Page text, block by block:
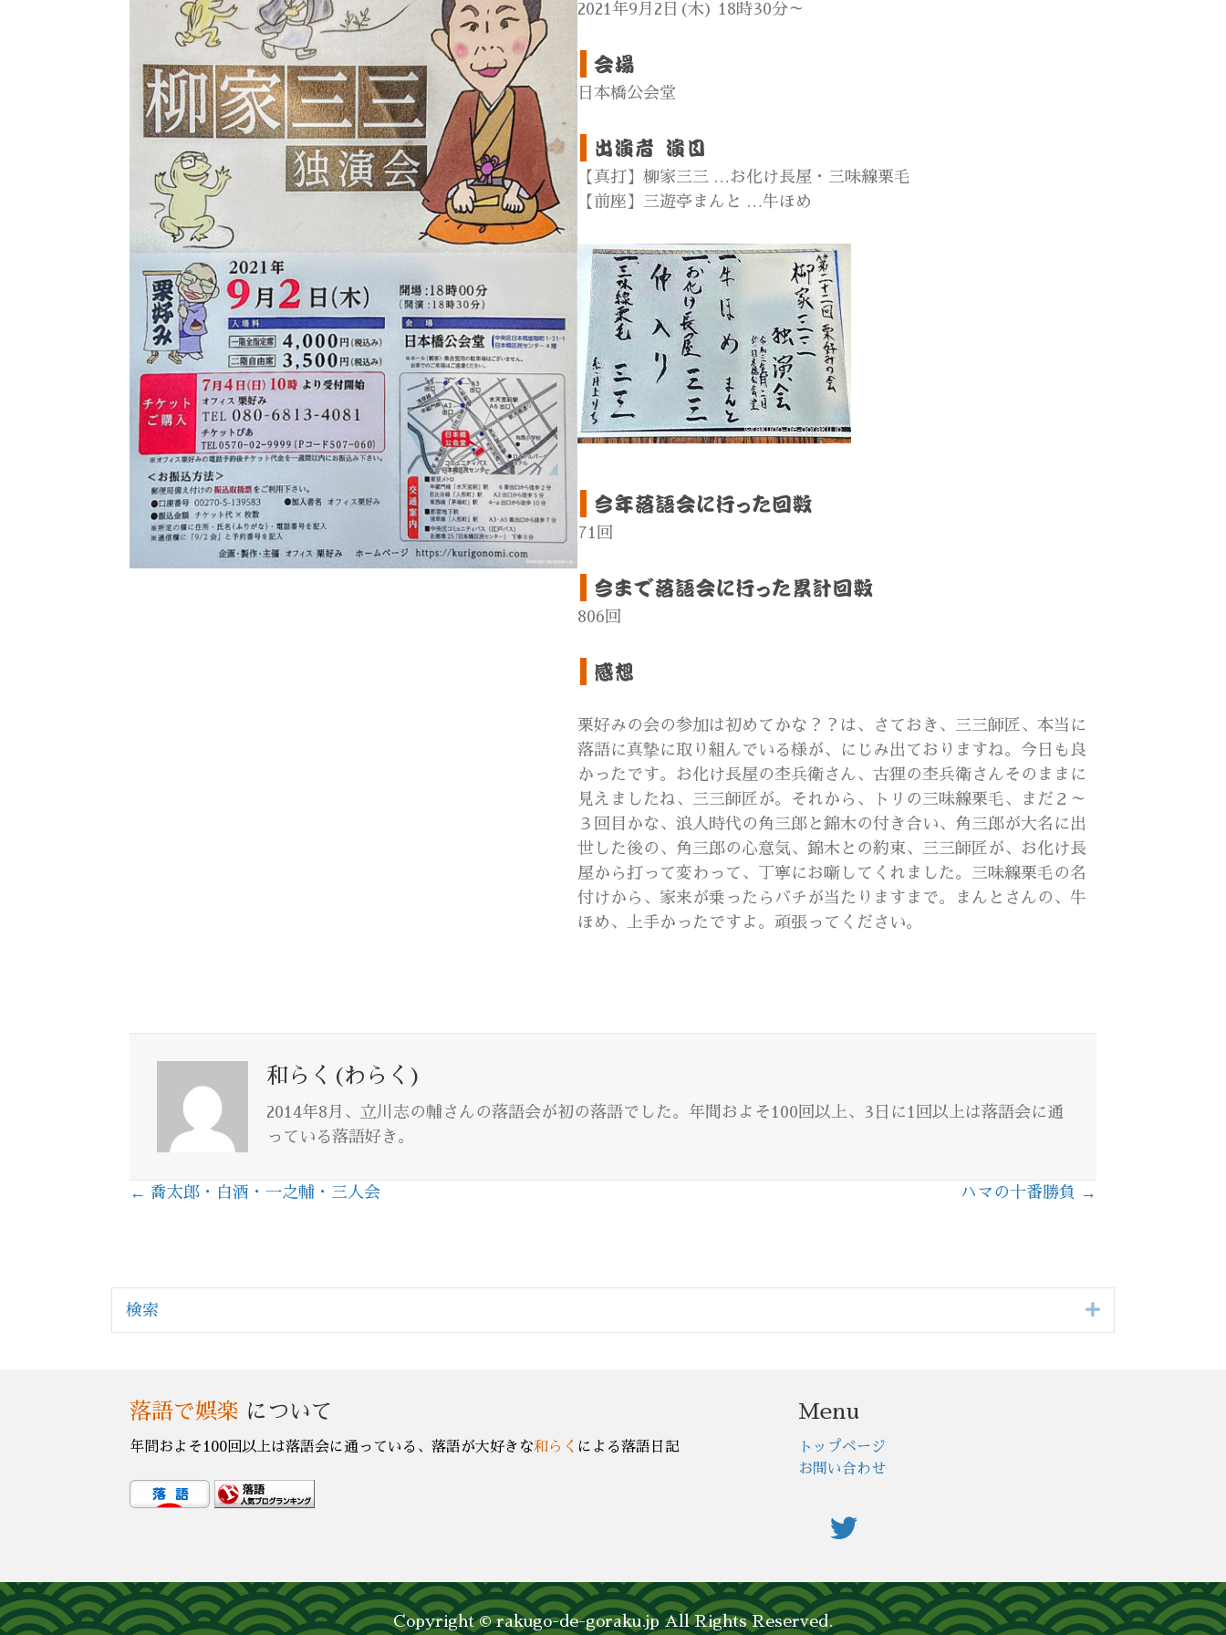
2021年9月2日(木) 18時30分～
日本橋公会堂
【真打】柳家三三 …お化け長屋・三味線栗毛
【前座】三遊亭まんと …牛ほめ
71回
806回
栗好みの会の参加は初めてかな？？は、さておき、三三師匠、本当に
落語に真摯に取り組んでいる様が、にじみ出ておりますね。今日も良
かったです。お化け長屋の杢兵衛さん、古狸の杢兵衛さんそのままに
見えましたね、三三師匠が。それから、トリの三味線栗毛、まだ２～
３回目かな、浪人時代の角三郎と錦木の付き合い、角三郎が大名に出
世した後の、角三郎の心意気、錦木との約束、三三師匠が、お化け長
屋から打って変わって、丁寧にお噺してくれました。三味線栗毛の名
付けから、家来が乗ったらバチが当たりますまで。まんとさんの、牛
ほめ、上手かったですよ。頑張ってください。
和らく(わらく)
2014年8月、立川志の輔さんの落語会が初の落語でした。年間およそ100回以上、3日に1回以上は落語会に通
っている落語好き。
Posts
← 喬太郎・白酒・一之輔・三人会 ハマの十番勝負 →
検索 Expand
落語で娯楽 について
年間およそ100回以上は落語会に通っている、落語が大好きな和らく による落語日記
Menu
トップページ
お問い合わせ
Copyright © rakugo-de-goraku.jp All Rights Reserved.